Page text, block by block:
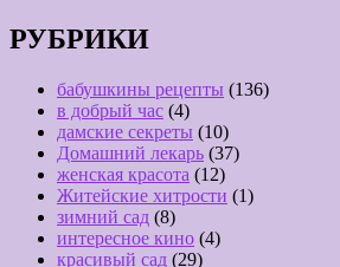
РУБРИКИ
бабушкины рецепты (136)
в добрый час (4)
дамские секреты (10)
Домашний лекарь (37)
женская красота (12)
Житейские хитрости (1)
зимний сад (8)
интересное кино (4)
красивый сад (29)